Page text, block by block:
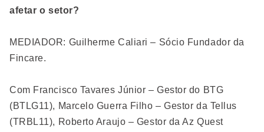
afetar o setor?
MEDIADOR: Guilherme Caliari – Sócio Fundador da
Fincare.
Com Francisco Tavares Júnior – Gestor do BTG
(BTLG11), Marcelo Guerra Filho – Gestor da Tellus
(TRBL11), Roberto Araujo – Gestor da Az Quest